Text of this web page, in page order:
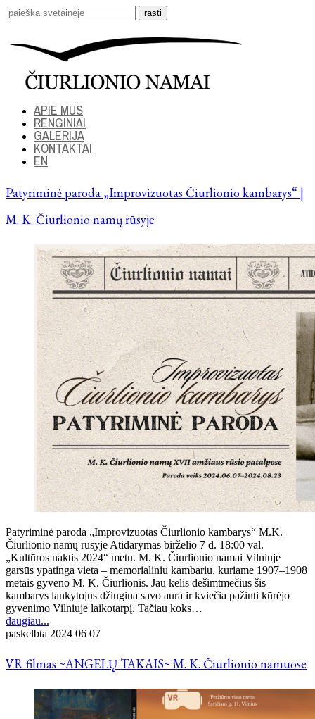
APIE MUS
RENGINIAI
GALERIJA
KONTAKTAI
EN
Patyriminė paroda „Improvizuotas Čiurlionio kambarys“ |
M. K. Čiurlionio namų rūsyje
Patyriminė paroda „Improvizuotas Čiurlionio kambarys“ M.K.
Čiurlionio namų rūsyje Atidarymas birželio 7 d. 18:00 val.
„Kultūros naktis 2024“ metu. M. K. Čiurlionio namai Vilniuje
garsūs ypatinga vieta – memorialiniu kambariu, kuriame 1907–1908
metais gyveno M. K. Čiurlionis. Jau kelis dešimtmečius šis
kambarys lankytojus džiugina savo aura ir kviečia pažinti kūrėjo
gyvenimo Vilniuje laikotarpį. Tačiau koks…
daugiau...
paskelbta 2024 06 07
VR filmas ~ANGELŲ TAKAIS~ M. K. Čiurlionio namuose